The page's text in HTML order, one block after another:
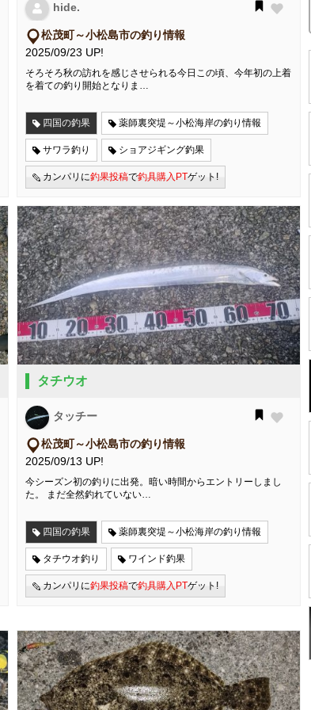
hide.
松茂町～小松島市の釣り情報
2025/09/23 UP!
そろそろ秋の訪れを感じさせられる今日この頃、今年初の上着
を着ての釣り開始となりま…
四国の釣果 薬師裏突堤～小松海岸の釣り情報
サワラ釣り ショアジギング釣果
カンパリに釣果投稿で釣具購入PTゲット!
タチウオ
タッチー
松茂町～小松島市の釣り情報
2025/09/13 UP!
今シーズン初の釣りに出発。暗い時間からエントリーしまし
た。 まだ全然釣れていない…
四国の釣果 薬師裏突堤～小松海岸の釣り情報
タチウオ釣り ワインド釣果
カンパリに釣果投稿で釣具購入PTゲット!